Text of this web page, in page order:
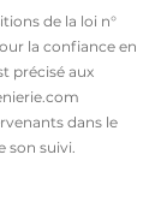
de la loi n°
la confiance en
précisé aux
dans le
son suivi.